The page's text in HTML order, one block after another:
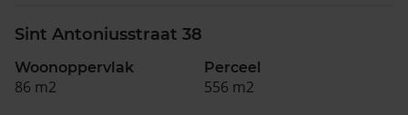
Sint Antoniusstraat 38
Woonoppervlak
86 m2
Perceel
556 m2